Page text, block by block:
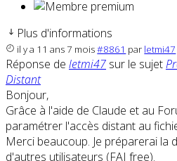
Plus d'informations
il y a 11 ans 7 mois#8861 par letmi47
Réponse de letmi47 sur le sujet
Distant
Bonjour,
Grâce à l'aide de Claude et au
paramétrer l'accès distant au
Merci beaucoup. Je préparerai la
d'autres utilisateurs (FAI free).